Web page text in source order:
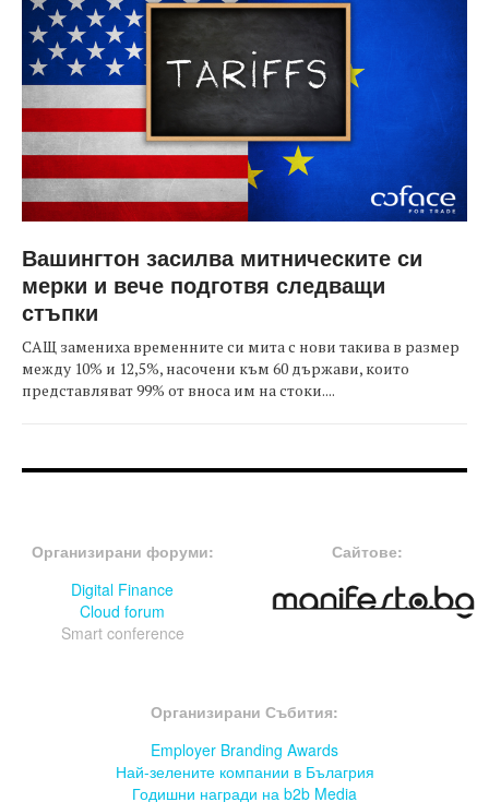
Вашингтон засилва митническите си
мерки и вече подготвя следващи
стъпки
САЩ замениха временните си мита с нови такива в размер
между 10% и 12,5%, насочени към 60 държави, които
представляват 99% от вноса им на стоки....
Организирани форуми:
Digital Finance
Cloud forum
Smart conference
Сайтове:
Организирани Събития:
Employer Branding Awards
Най-зелените компании в Бълагрия
Годишни награди на b2b Media